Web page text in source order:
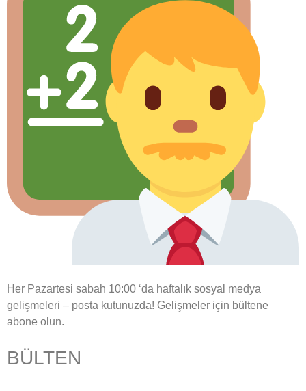
Her Pazartesi sabah 10:00 ‘da haftalık sosyal medya
gelişmeleri – posta kutunuzda! Gelişmeler için bültene
abone olun.
BÜLTEN